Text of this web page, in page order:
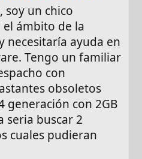
soy un chico
ámbito de la
necesitaría ayuda en
Tengo un familiar
con
obsoletos
generación con 2GB
seria buscar 2
cuales pudieran